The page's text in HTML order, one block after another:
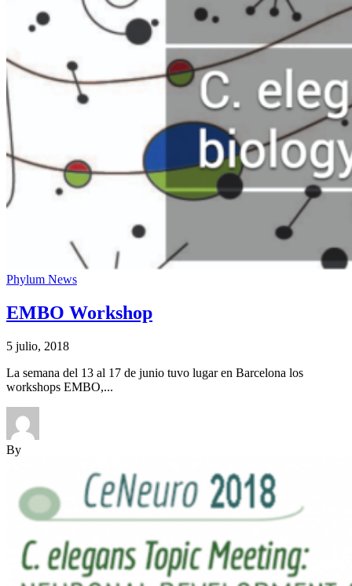
Phylum News
EMBO Workshop
5 julio, 2018
La semana del 13 al 17 de junio tuvo lugar en Barcelona los
workshops EMBO,...
By